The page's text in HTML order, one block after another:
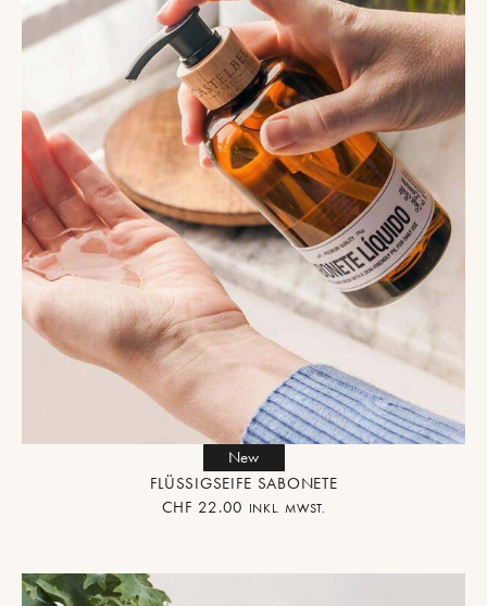
New
FLÜSSIGSEIFE SABONETE
CHF 22.00 INKL. MWST.